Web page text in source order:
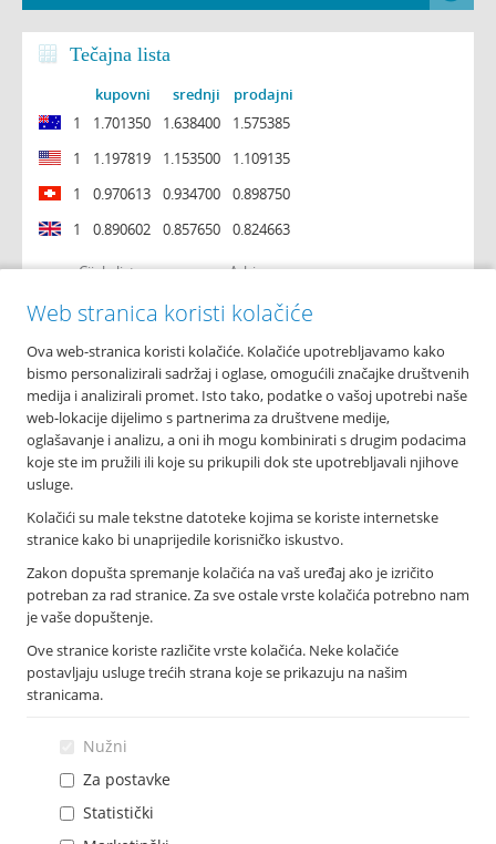
Tečajna lista
kupovni srednji
prodajni
1
1.701350 1.638400
1.575385
1
1.197819 1.153500
1.109135
1
0.970613 0.934700
0.898750
1
0.890602 0.857650 0.824663
Cijela lista Arhiva
O nama
Osnovni podaci
Podružnice i poslovnice
Bankomati
Financijska izvješća
Novosti
Imex banka d.d.
Tolstojeva 6, 21 000 Split
F: +385 021 345 588
info@imexbanka.hr
Info telefon
072 24 24 23
Web stranica koristi kolačiće
Ova web-stranica koristi kolačiće. Kolačiće upotrebljavamo kako
bismo personalizirali sadržaj i oglase, omogućili značajke društvenih
medija i analizirali promet. Isto tako, podatke o vašoj upotrebi naše
web-lokacije dijelimo s partnerima za društvene medije,
oglašavanje i analizu, a oni ih mogu kombinirati s drugim podacima
koje ste im pružili ili koje su prikupili dok ste upotrebljavali njihove
usluge.
Kolačići su male tekstne datoteke kojima se koriste internetske
stranice kako bi unaprijedile korisničko iskustvo.
Zakon dopušta spremanje kolačića na vaš uređaj ako je izričito
potreban za rad stranice. Za sve ostale vrste kolačića potrebno nam
je vaše dopuštenje.
Ove stranice koriste različite vrste kolačića. Neke kolačiće
postavljaju usluge trećih strana koje se prikazuju na našim
stranicama.
Nužni
Za postavke
Statistički